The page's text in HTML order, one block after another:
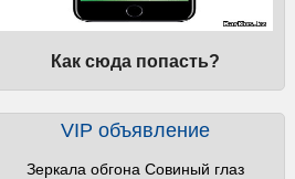
Как сюда попасть?
VIP объявление
Зеркала обгона Совиный глаз